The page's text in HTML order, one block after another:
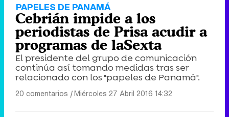
PAPELES DE PANAMÁ
Cebrián impide a los
periodistas de Prisa acudir a
programas de laSexta
El presidente del grupo de comunicación
continúa así tomando medidas tras ser
relacionado con los "papeles de Panamá".
20 comentarios |Miércoles 27 Abril 2016 14:32